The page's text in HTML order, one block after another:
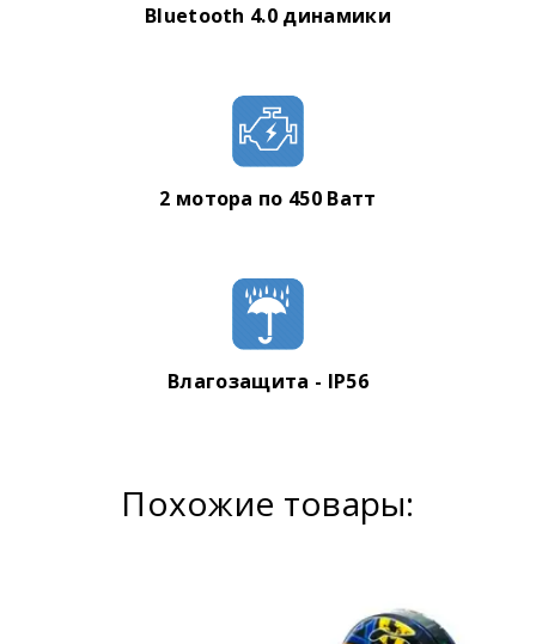
Bluetooth 4.0 динамики
2 мотора по 450 Ватт
Влагозащита - IP56
Похожие товары: